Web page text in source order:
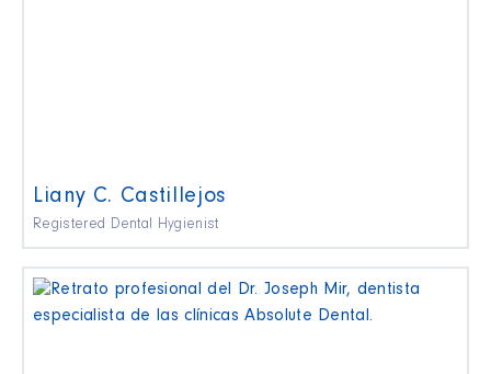
Liany C. Castillejos
Registered Dental Hygienist